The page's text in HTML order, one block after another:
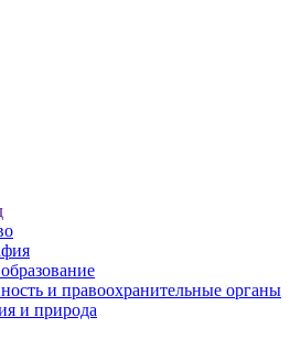
и правоохранительные органы
и природа